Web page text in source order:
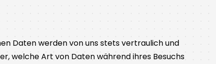
Daten werden von uns stets vertraulich und
welche Art von Daten während ihres Besuchs